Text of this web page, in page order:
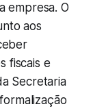
empresa. O
aos
fiscais e
Secretaria